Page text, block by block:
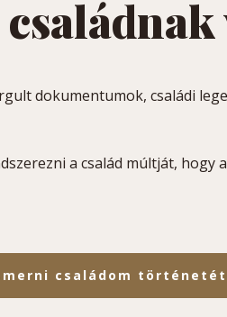
dokumentumok, családi
a család múltját, hogy
családom történetét